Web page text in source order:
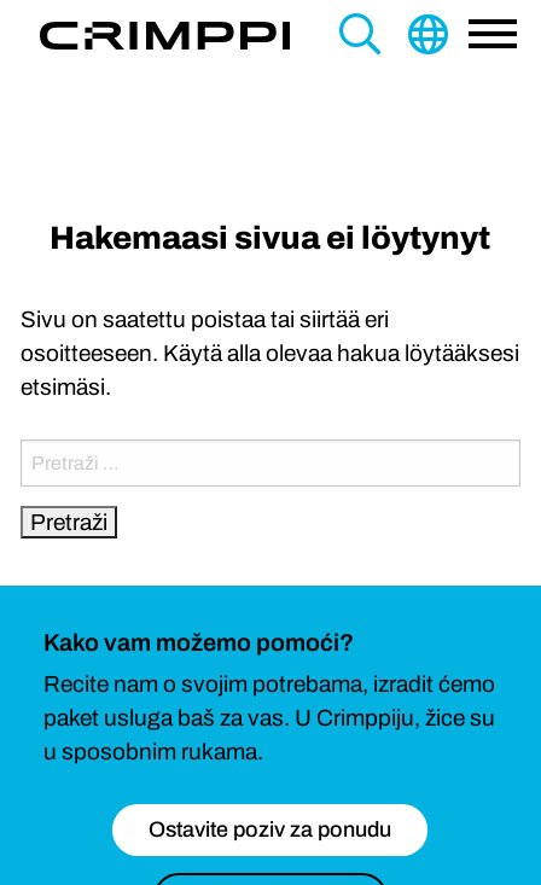
Hakemaasi sivua ei löytynyt
Sivu on saatettu poistaa tai siirtää eri
osoitteeseen. Käytä alla olevaa hakua löytääksesi
etsimäsi.
Pretraži:
Kako vam možemo pomoći?
Recite nam o svojim potrebama, izradit ćemo
paket usluga baš za vas. U Crimppiju, žice su
u sposobnim rukama.
Ostavite poziv za ponudu